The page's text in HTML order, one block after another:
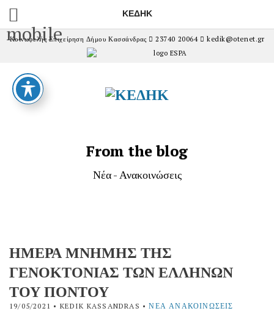
mobile
ΚΕΔΗΚ
Κοινωφελής Επιχείρηση Δήμου Κασσάνδρας 23740 20064 kedik@otenet.gr
From the blog
Νέα - Ανακοινώσεις
ΗΜΕΡΑ ΜΝΗΜΗΣ ΤΗΣ
ΓΕΝΟΚΤΟΝΙΑΣ ΤΩΝ ΕΛΛΗΝΩΝ
ΤΟΥ ΠΟΝΤΟΥ
19/05/2021 • KEDIK KASSANDRAS •ΝΈΑ ΑΝΑΚΟΙΝΏΣΕΙΣ